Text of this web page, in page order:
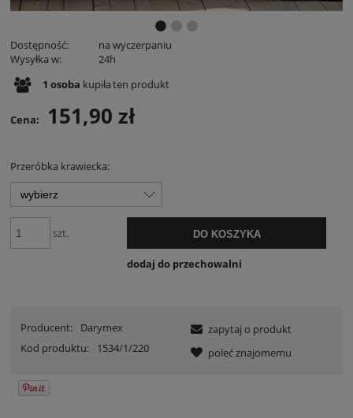
Dostępność:
na wyczerpaniu
Wysyłka w:
24h
1 osoba kupiłaten produkt
Cena: 151,90 zł
Przeróbka krawiecka:
szt. DO KOSZYKA
dodaj do przechowalni
Producent:
Darymex
Kod produktu:
1534/1/220
zapytaj o produkt
poleć znajomemu